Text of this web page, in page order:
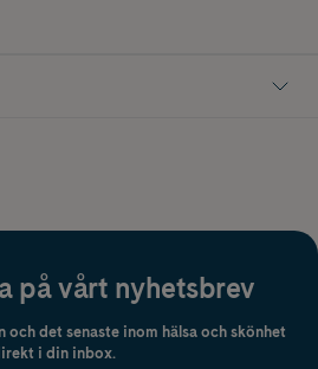
på vårt nyhetsbrev
och det senaste inom hälsa och skönhet
i din inbox.